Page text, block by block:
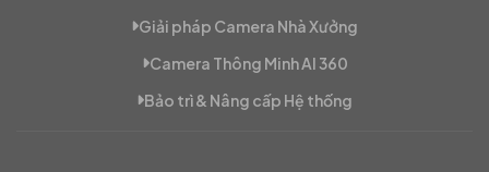
Giải pháp Camera Nhà Xưởng
Camera Thông Minh AI 360
Bảo trì & Nâng cấp Hệ thống